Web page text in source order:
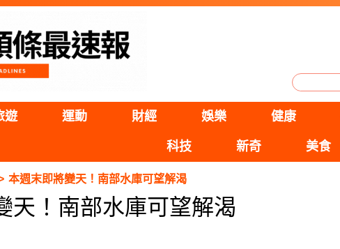
遊 運動 財經 娛樂 健康
科技 新奇 美食
本週末即將變天！南部水庫可望解渴
天！南部水庫可望解渴